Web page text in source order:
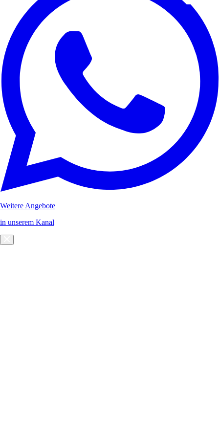
Weitere Angebote
in unserem Kanal